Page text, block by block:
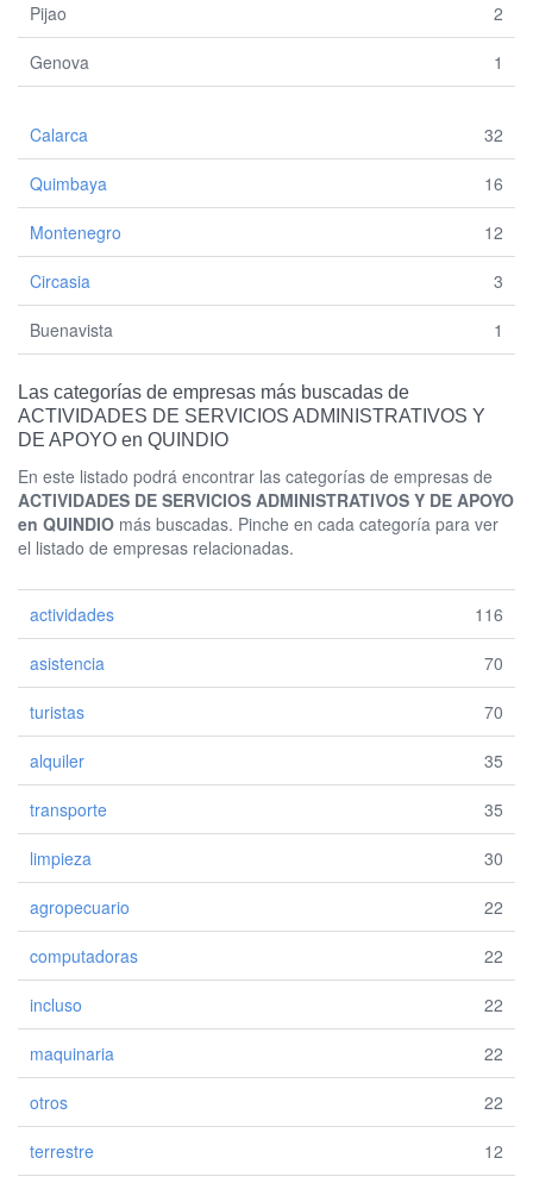
Pijao 2
Genova 1
Calarca 32
Quimbaya 16
Montenegro 12
Circasia 3
Buenavista 1
Las categorías de empresas más buscadas de
ACTIVIDADES DE SERVICIOS ADMINISTRATIVOS Y
DE APOYO en QUINDIO
En este listado podrá encontrar las categorías de empresas de
ACTIVIDADES DE SERVICIOS ADMINISTRATIVOS Y DE APOYO
en QUINDIO más buscadas. Pinche en cada categoría para ver
el listado de empresas relacionadas.
actividades 116
asistencia 70
turistas 70
alquiler 35
transporte 35
limpieza 30
agropecuario 22
computadoras 22
incluso 22
maquinaria 22
otros 22
terrestre 12